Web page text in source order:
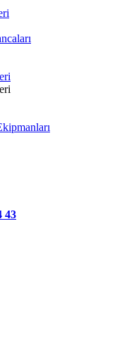
43